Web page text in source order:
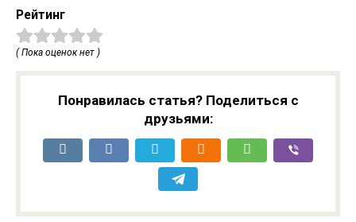
Рейтинг
( Пока оценок нет )
Понравилась статья? Поделиться с
друзьями: